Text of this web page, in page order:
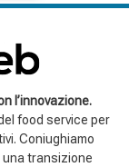
l’innovazione.
food service per
Coniughiamo
transizione